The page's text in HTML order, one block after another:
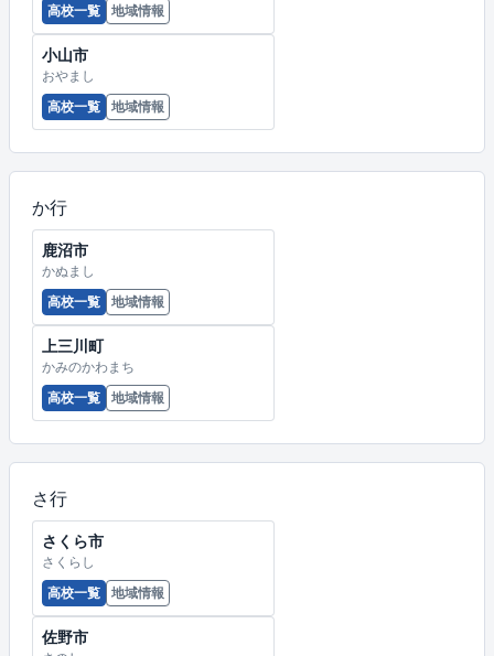
高校一覧
地域情報
小山市
おやまし
高校一覧
地域情報
か行
鹿沼市
かぬまし
高校一覧
地域情報
上三川町
かみのかわまち
高校一覧
地域情報
さ行
さくら市
さくらし
高校一覧
地域情報
佐野市